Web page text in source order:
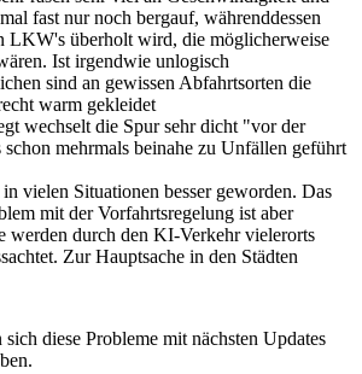
fast nur noch bergauf, währenddessen
LKW's überholt wird, die möglicherweise
Ist irgendwie unlogisch
sind an gewissen Abfahrtsorten die
warm gekleidet
wechselt die Spur sehr dicht "vor der
schon mehrmals beinahe zu Unfällen geführt
vielen Situationen besser geworden. Das
mit der Vorfahrtsregelung ist aber
werden durch den KI-Verkehr vielerorts
Zur Hauptsache in den Städten
diese Probleme mit nächsten Updates